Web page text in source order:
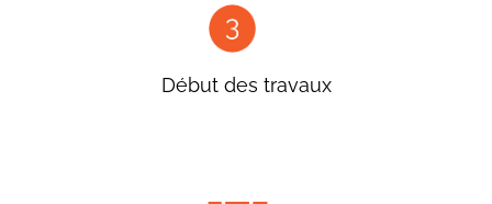
Début des travaux